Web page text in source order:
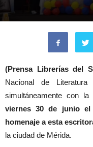
(Prensa Librerías del
Nacional de
simultáneamente con
viernes 30 de junio
homenaje a esta
la ciudad de Mérida.